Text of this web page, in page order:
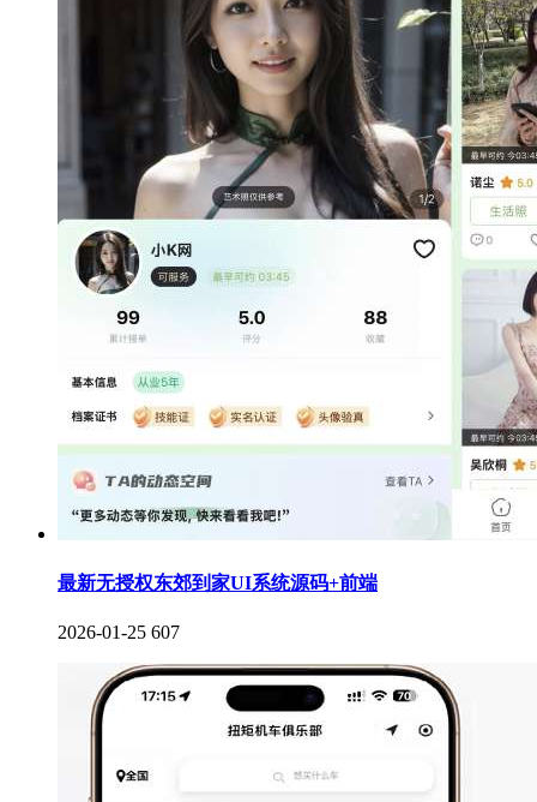
最新无授权东郊到家UI系统源码+前端
2026-01-25 607